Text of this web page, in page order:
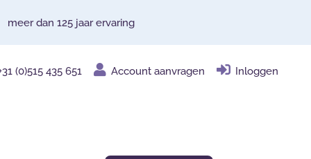
meer dan 125 jaar ervaring
(0)515 435 651 Account aanvragen Inloggen